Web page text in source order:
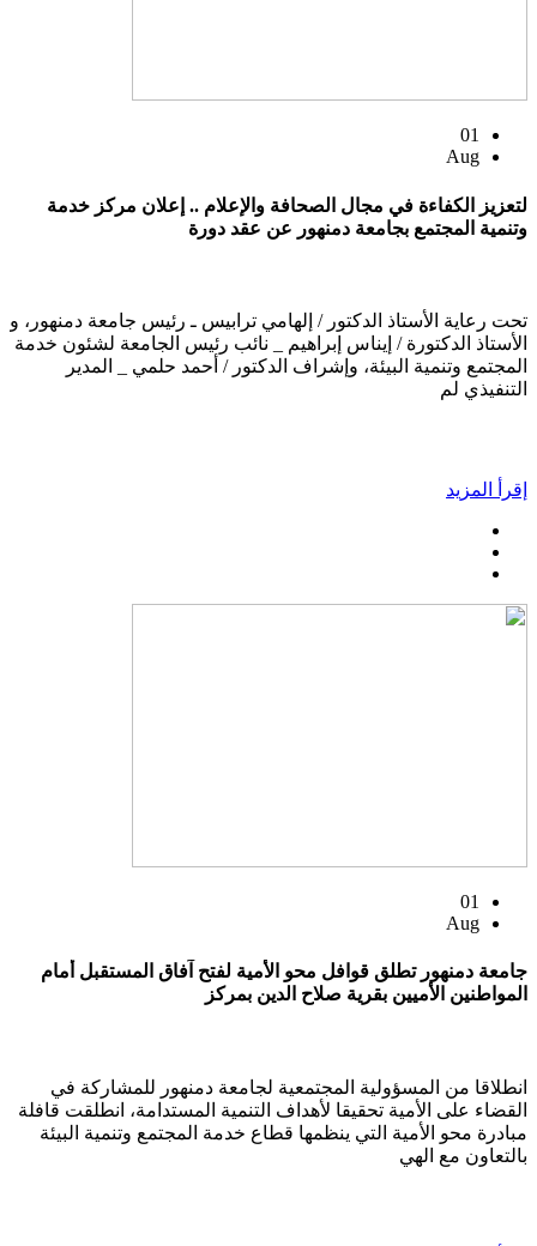
01
Aug
لتعزيز الكفاءة في مجال الصحافة والإعلام .. إعلان مركز خدمة
وتنمية المجتمع بجامعة دمنهور عن عقد دورة
تحت رعاية الأستاذ الدكتور / إلهامي ترابيس ـ رئيس جامعة دمنهور، و
الأستاذ الدكتورة / إيناس إبراهيم _ نائب رئيس الجامعة لشئون خدمة
المجتمع وتنمية البيئة، وإشراف الدكتور / أحمد حلمي _ المدير
التنفيذي لم
إقرأ المزيد
01
Aug
جامعة دمنهور تطلق قوافل محو الأمية لفتح آفاق المستقبل أمام
المواطنين الأميين بقرية صلاح الدين بمركز
انطلاقا من المسؤولية المجتمعية لجامعة دمنهور للمشاركة في
القضاء على الأمية تحقيقا لأهداف التنمية المستدامة، انطلقت قافلة
مبادرة محو الأمية التي ينظمها قطاع خدمة المجتمع وتنمية البيئة
بالتعاون مع الهي